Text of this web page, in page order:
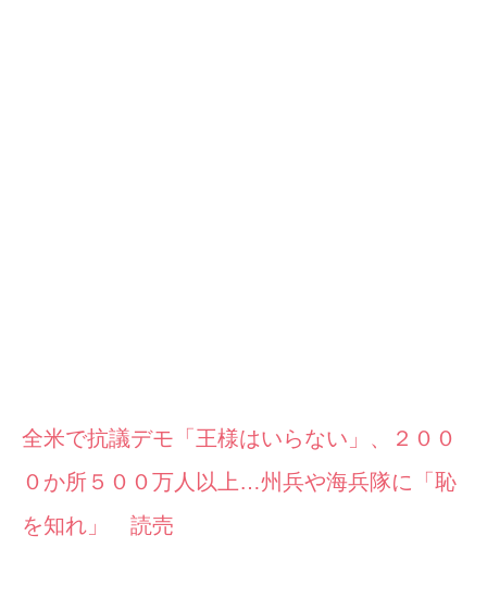
全米で抗議デモ「王様はいらない」、２００
０か所５００万人以上…州兵や海兵隊に「恥
を知れ」 読売